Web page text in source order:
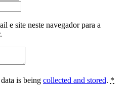
e site neste navegador para a
is being collected and stored. *